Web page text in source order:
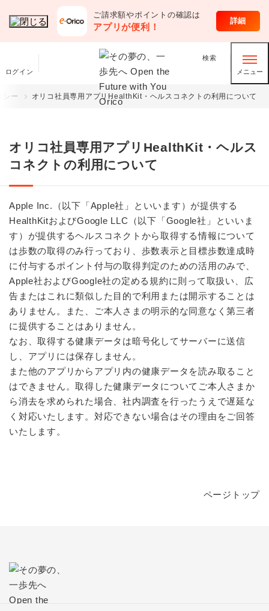
ご請求額やポイントの確認は
アプリが便利！
詳細
ログイン
検索
メニュー
各種規約・方針
シー オリコ社員専用アプリHealthKit・ヘルスコネクトの利用について
オリコ社員専用アプリHealthKit・ヘルス
コネクトの利用について
Apple Inc.（以下「Apple社」といいます）が提供する
HealthKitおよびGoogle LLC（以下「Google社」といいま
す）が提供するヘルスコネクトから取得する情報について
は歩数の取得のみ行っており、歩数表示と目標歩数達成時
に付与するポイント付与の取得判定のための活用のみで、
Apple社およびGoogle社の定める規約に則って取扱い、広
告またはこれに類似した目的で利用または開示することは
ありません。また、ご本人さまの明示的な同意なく第三者
に提供することはありません。
なお、取得する健康データは暗号化してサーバーに送信
し、アプリには保存しません。
また他のアプリからアプリ内の健康データを読み取ること
はできません。取得した健康データについてご本人さまか
ら消去を求められた場合、社内調査を行ったうえで遅延な
く対応いたします。対応できない場合はその理由をご回答
いたします。
ページトップ